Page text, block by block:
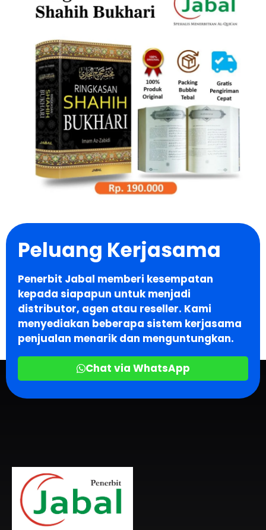
Peluang Kerjasama
Penerbit Jabal memberi kesempatan
kepada siapapun untuk menjadi
distributor, agen atau reseller. Kami
menyediakan beberapa sistem kerjasama
penjualan menarik dan menguntungkan.
Chat via WhatsApp